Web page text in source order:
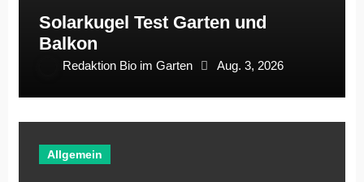
Solarkugel Test Garten und
Balkon
Redaktion Bio im Garten Aug. 3, 2026
Allgemein